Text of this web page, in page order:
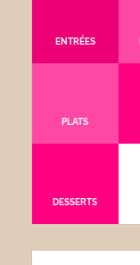
ENTRÉES
PLATS
DESSERTS